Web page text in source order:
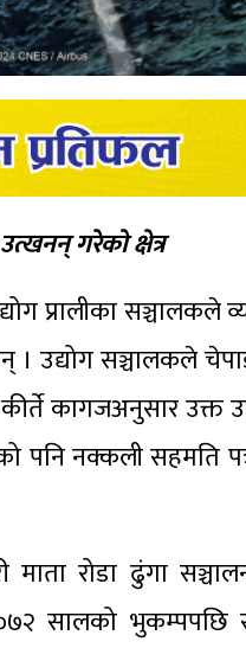
गरेको क्षेत्र
प्रालीका
। उद्योग सञ्चालकले
कागजअनुसार उक्त
नक्कली सहमति पत्र
माता रोडा ढुंगा
सालको भुकम्पपछि